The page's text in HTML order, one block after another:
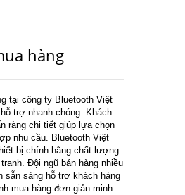
hàng
tại công ty Bluetooth Việt
trợ nhanh chóng. Khách
ràng chi tiết giúp lựa chọn
nhu cầu. Bluetooth Việt
bị chính hãng chất lượng
Đội ngũ bán hàng nhiều
sẵn sàng hỗ trợ khách hàng
mua hàng đơn giản minh